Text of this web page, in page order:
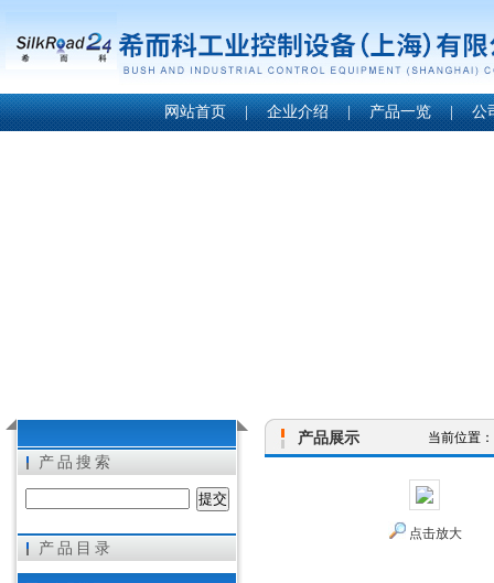
希而科工业控制设备（上海）有限公司
网站首页 | 企业介绍 | 产品一览 | 公
产品搜索
产品目录
产品展示 当前位置：
点击放大